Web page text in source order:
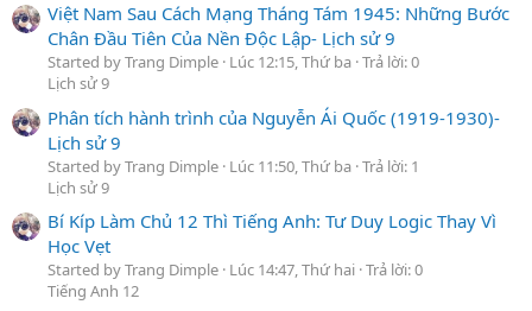
Việt Nam Sau Cách Mạng Tháng Tám 1945: Những Bước
Chân Đầu Tiên Của Nền Độc Lập- Lịch sử 9
Started by Trang Dimple Lúc 12:15, Thứ ba Trả lời: 0
Lịch sử 9
Phân tích hành trình của Nguyễn Ái Quốc (1919-1930)-
Lịch sử 9
Started by Trang Dimple Lúc 11:50, Thứ ba Trả lời: 1
Lịch sử 9
Bí Kíp Làm Chủ 12 Thì Tiếng Anh: Tư Duy Logic Thay Vì
Học Vẹt
Started by Trang Dimple Lúc 14:47, Thứ hai Trả lời: 0
Tiếng Anh 12